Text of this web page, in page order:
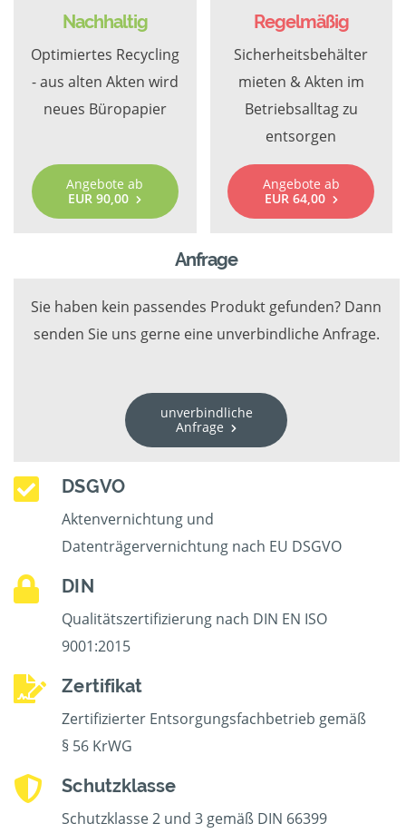
Nachhaltig
Optimiertes Recycling
- aus alten Akten wird
neues Büropapier
Angebote ab
EUR 90,00
Regelmäßig
Sicherheitsbehälter
mieten & Akten im
Betriebsalltag zu
entsorgen
Angebote ab
EUR 64,00
Anfrage
Sie haben kein passendes Produkt gefunden? Dann
senden Sie uns gerne eine unverbindliche Anfrage.
unverbindliche
Anfrage
DSGVO
Aktenvernichtung und
Datenträgervernichtung nach EU DSGVO
DIN
Qualitätszertifizierung nach DIN EN ISO
9001:2015
Zertifikat
Zertifizierter Entsorgungsfachbetrieb gemäß
§ 56 KrWG
Schutzklasse
Schutzklasse 2 und 3 gemäß DIN 66399